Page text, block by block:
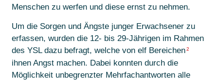
Menschen zu werfen und diese ernst zu nehmen.
Um die Sorgen und Ängste junger Erwachsener zu
erfassen, wurden die 12- bis 29-Jährigen im Rahmen
des YSL dazu befragt, welche von elf Bereichen2
ihnen Angst machen. Dabei konnten durch die
Möglichkeit unbegrenzter Mehrfachantworten alle